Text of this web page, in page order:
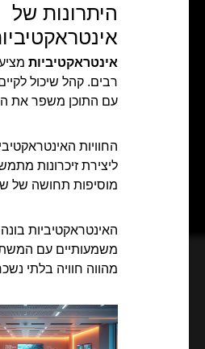
היתרונות של
אינטראקטיביות
רבים. קהל שיכול
עם התוכן משפר את
החוויות
ליצירת זיכרונות
מוסיפות תחושה של
האינטראקטיביות
משמעותיים עם
מהווה חוויה בלתי